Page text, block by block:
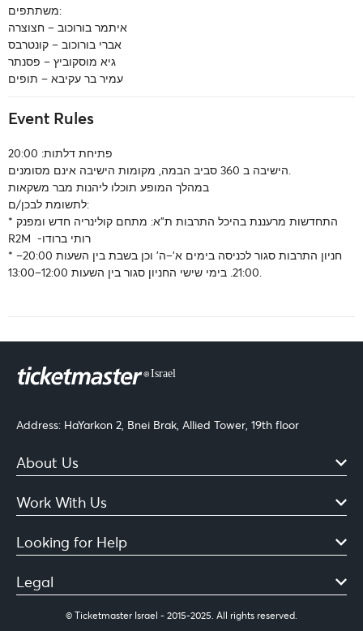
משתתפים:
איתמר בורוכוב – חצוצרה
אברי בורוכוב – קונטרבס
גיא מוסקוביץ – פסנתר
עמיר בר עקיבא – תופים
Event Rules
פתיחת דלתות: 20:00
הישיבה ב 360 סביב הבמה, מקומות הישיבה אינם מסומנים.
במהלך המופע תוכלו ליהנות מבר משקאות
לתשומת לבכן/ם:
* התחדשות מרעננת בהיכל התרבות ת"א: מתחם קולינריה חדש ומפנק
R2M -רותי ברודו
* חניון התרבות סגור לכניסה בימים א’–ה’ וכן בשבת בין השעות 20:00–
21:00. בימי שישי החניון סגור בין השעות 12:00–13:00.
Address: HaYarkon 2, Bnei Brak, Allied Tower, 19th floor
About Us
Work With Us
Looking for Help
Legal
© Ticketmaster Israel - 2015-2025. All rights reserved.